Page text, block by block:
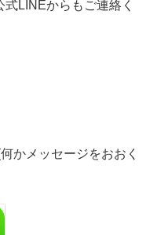
LINEからもご連絡く
かメッセージをおおく